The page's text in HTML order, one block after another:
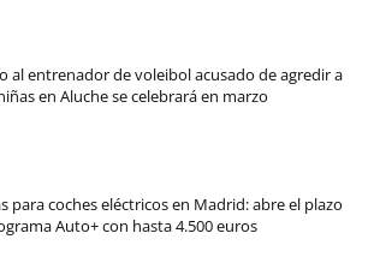
al entrenador de voleibol acusado de agredir a
en Aluche se celebrará en marzo
para coches eléctricos en Madrid: abre el plazo
Auto+ con hasta 4.500 euros